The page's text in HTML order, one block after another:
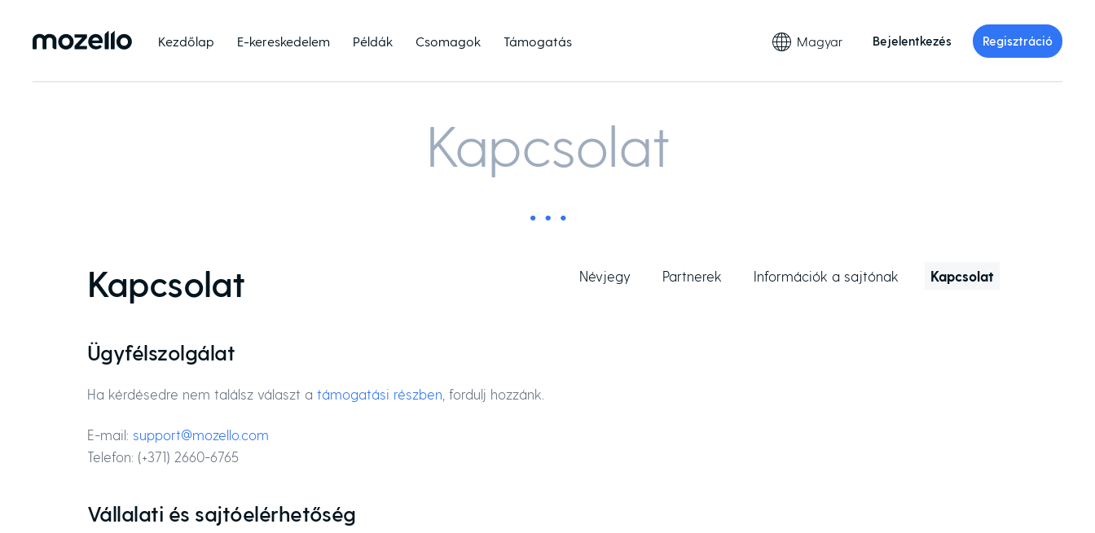
Kezdőlap E-kereskedelem Példák Csomagok Támogatás Magyar Bejelentkezés Regisztráció
Kapcsolat
Névjegy Partnerek Információk a sajtónak Kapcsolat
Kapcsolat
Ügyfélszolgálat
Ha kérdésedre nem találsz választ a támogatási részben , fordulj hozzánk.
E-mail: support@mozello.com
Telefon: (+371) 2660-6765
Vállalati és sajtóelérhetőség